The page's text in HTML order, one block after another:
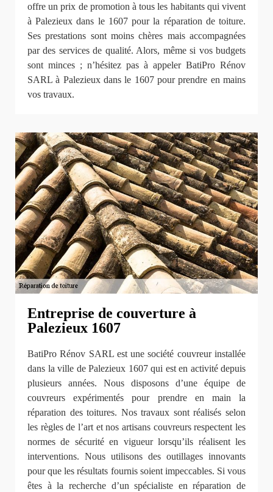
offre un prix de promotion à tous les habitants qui vivent
à Palezieux dans le 1607 pour la réparation de toiture.
Ses prestations sont moins chères mais accompagnées
par des services de qualité. Alors, même si vos budgets
sont minces ; n’hésitez pas à appeler BatiPro Rénov
SARL à Palezieux dans le 1607 pour prendre en mains
vos travaux.
Entreprise de couverture à
Palezieux 1607
BatiPro Rénov SARL est une société couvreur installée
dans la ville de Palezieux 1607 qui est en activité depuis
plusieurs années. Nous disposons d’une équipe de
couvreurs expérimentés pour prendre en main la
réparation des toitures. Nos travaux sont réalisés selon
les règles de l’art et nos artisans couvreurs respectent les
normes de sécurité en vigueur lorsqu’ils réalisent les
interventions. Nous utilisons des outillages innovants
pour que les résultats fournis soient impeccables. Si vous
êtes à la recherche d’un spécialiste en réparation de